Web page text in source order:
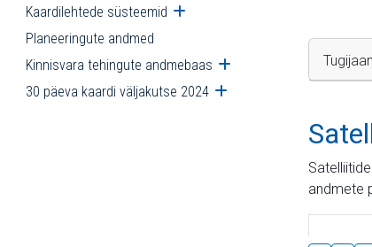
Kaardilehtede süsteemid Ava alammenüü
Planeeringute andmed
Kinnisvara tehingute andmebaas Ava alammenüü
30 päeva kaardi väljakutse 2024 Ava alammenüü
andmete